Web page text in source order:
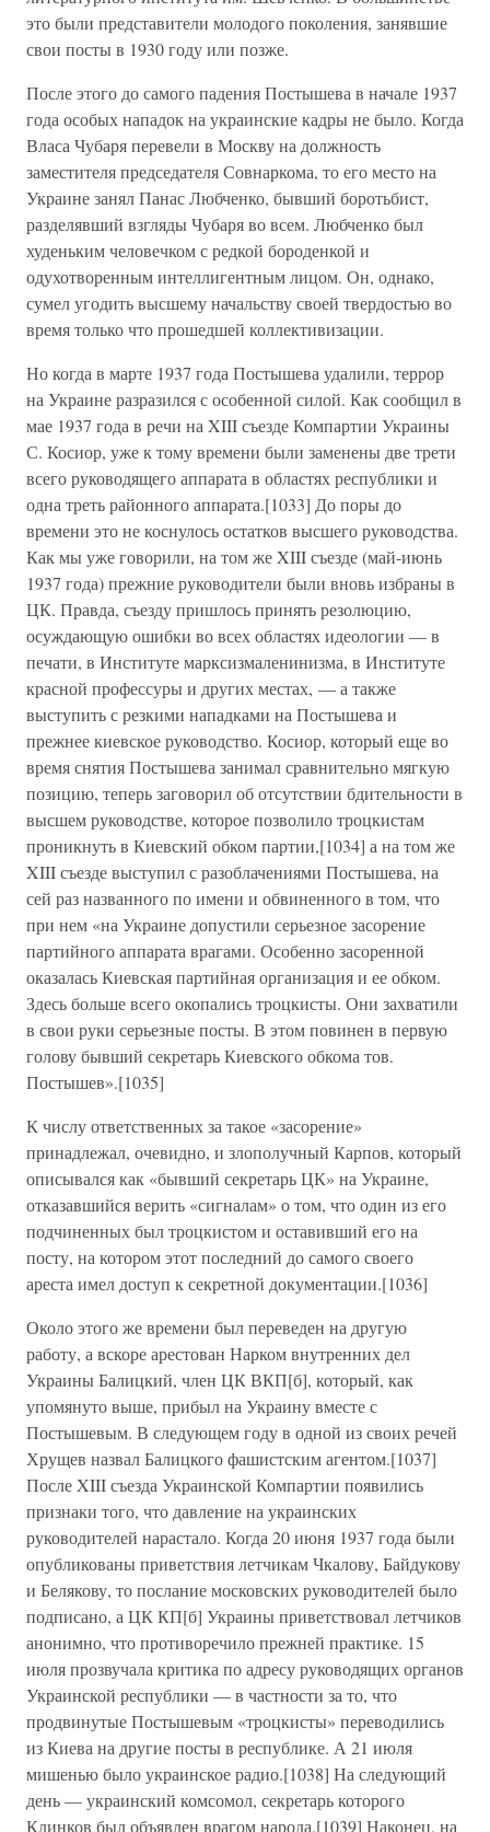
это были представители молодого поколения, занявшие
свои посты в 1930 году или позже.
После этого до самого падения Постышева в начале 1937
года особых нападок на украинские кадры не было. Когда
Власа Чубаря перевели в Москву на должность
заместителя председателя Совнаркома, то его место на
Украине занял Панас Любченко, бывший боротьбист,
разделявший взгляды Чубаря во всем. Любченко был
худеньким человечком с редкой бороденкой и
одухотворенным интеллигентным лицом. Он, однако,
сумел угодить высшему начальству своей твердостью во
время только что прошедшей коллективизации.
Но когда в марте 1937 года Постышева удалили, террор
на Украине разразился с особенной силой. Как сообщил в
мае 1937 года в речи на XIII съезде Компартии Украины
С. Косиор, уже к тому времени были заменены две трети
всего руководящего аппарата в областях республики и
одна треть районного аппарата.[1033] До поры до
времени это не коснулось остатков высшего руководства.
Как мы уже говорили, на том же XIII съезде (май-июнь
1937 года) прежние руководители были вновь избраны в
ЦК. Правда, съезду пришлось принять резолюцию,
осуждающую ошибки во всех областях идеологии — в
печати, в Институте марксизмаленинизма, в Институте
красной профессуры и других местах, — а также
выступить с резкими нападками на Постышева и
прежнее киевское руководство. Косиор, который еще во
время снятия Постышева занимал сравнительно мягкую
позицию, теперь заговорил об отсутствии бдительности в
высшем руководстве, которое позволило троцкистам
проникнуть в Киевский обком партии,[1034] а на том же
XIII съезде выступил с разоблачениями Постышева, на
сей раз названного по имени и обвиненного в том, что
при нем «на Украине допустили серьезное засорение
партийного аппарата врагами. Особенно засоренной
оказалась Киевская партийная организация и ее обком.
Здесь больше всего окопались троцкисты. Они захватили
в свои руки серьезные посты. В этом повинен в первую
голову бывший секретарь Киевского обкома тов.
Постышев».[1035]
К числу ответственных за такое «засорение»
принадлежал, очевидно, и злополучный Карпов, который
описывался как «бывший секретарь ЦК» на Украине,
отказавшийся верить «сигналам» о том, что один из его
подчиненных был троцкистом и оставивший его на
посту, на котором этот последний до самого своего
ареста имел доступ к секретной документации.[1036]
Около этого же времени был переведен на другую
работу, а вскоре арестован Нарком внутренних дел
Украины Балицкий, член ЦК ВКП[б], который, как
упомянуто выше, прибыл на Украину вместе с
Постышевым. В следующем году в одной из своих речей
Хрущев назвал Балицкого фашистским агентом.[1037]
После XIII съезда Украинской Компартии появились
признаки того, что давление на украинских
руководителей нарастало. Когда 20 июня 1937 года были
опубликованы приветствия летчикам Чкалову, Байдукову
и Белякову, то послание московских руководителей было
подписано, а ЦК КП[б] Украины приветствовал летчиков
анонимно, что противоречило прежней практике. 15
июля прозвучала критика по адресу руководящих органов
Украинской республики — в частности за то, что
продвинутые Постышевым «троцкисты» переводились
из Киева на другие посты в республике. А 21 июля
мишенью было украинское радио.[1038] На следующий
день — украинский комсомол, секретарь которого
Клинков был объявлен врагом народа.[1039] Наконец, на